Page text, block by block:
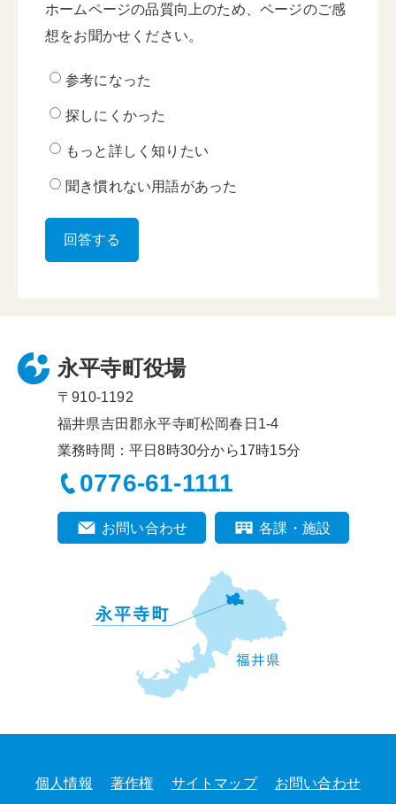
ホームページの品質向上のため、ページのご感
想をお聞かせください。
参考になった
探しにくかった
もっと詳しく知りたい
聞き慣れない用語があった
永平寺町役場
〒910-1192
福井県吉田郡永平寺町松岡春日1-4
業務時間：平日8時30分から17時15分
0776-61-1111
お問い合わせ 各課・施設
個人情報 著作権 サイトマップ お問い合わせ